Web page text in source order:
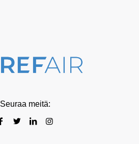
Seuraa meitä: